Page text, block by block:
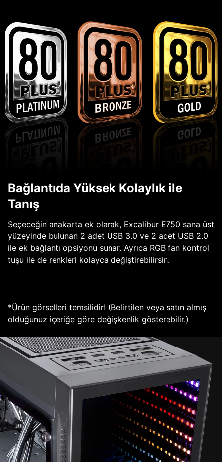
Bağlantıda Yüksek Kolaylık ile
Tanış
Seçeceğin anakarta ek olarak, Excalibur E750 sana üst
yüzeyinde bulunan 2 adet USB 3.0 ve 2 adet USB 2.0
ile ek bağlantı opsiyonu sunar. Ayrıca RGB fan kontrol
tuşu ile de renkleri kolayca değiştirebilirsin.
*Ürün görselleri temsilidir! (Belirtilen veya satın almış
olduğunuz içeriğe göre değişkenlik gösterebilir.)